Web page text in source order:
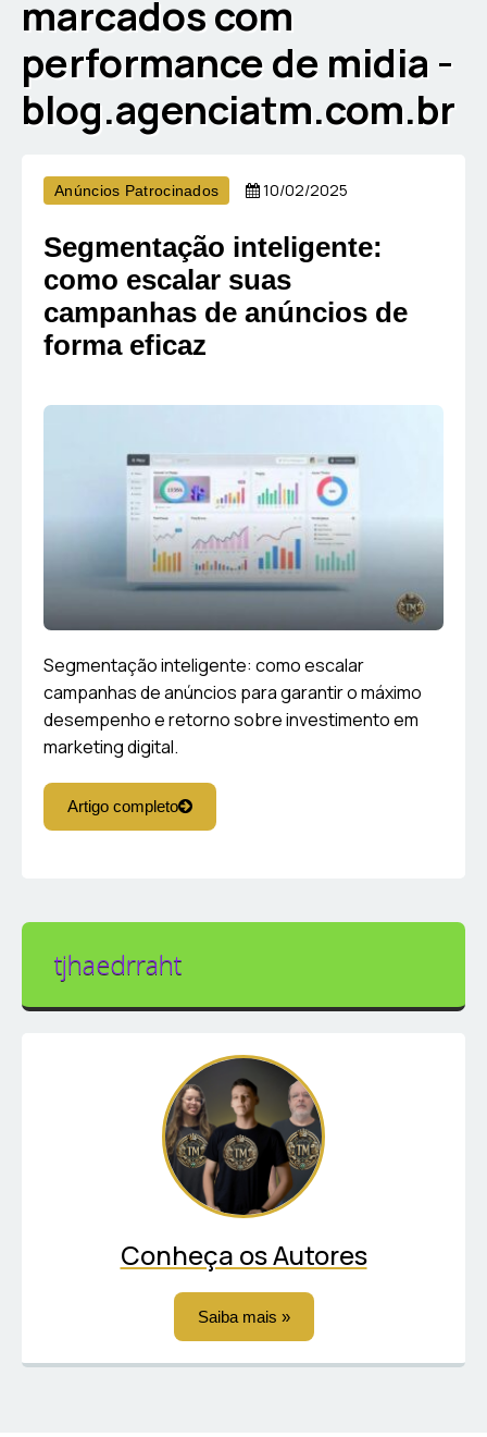
marcados com
performance de midia -
blog.agenciatm.com.br
Anúncios Patrocinados 10/02/2025
Segmentação inteligente:
como escalar suas
campanhas de anúncios de
forma eficaz
Segmentação inteligente: como escalar
campanhas de anúncios para garantir o máximo
desempenho e retorno sobre investimento em
marketing digital.
Artigo completo
tjhaedrraht
Conheça os Autores
Saiba mais »